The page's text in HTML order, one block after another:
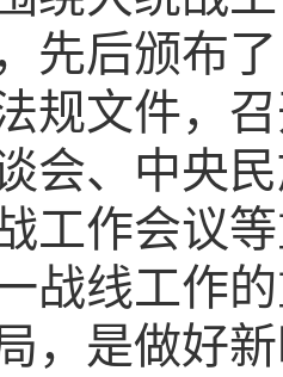
先后颁布
规文件，
会、中央
工作会议
战线工作
，是做好